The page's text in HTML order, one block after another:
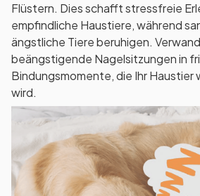
Flüstern. Dies schafft stressfreie
empfindliche Haustiere, während
ängstliche Tiere beruhigen.
beängstigende Nagelsitzungen in
Bindungsmomente, die Ihr Haustier
wird.